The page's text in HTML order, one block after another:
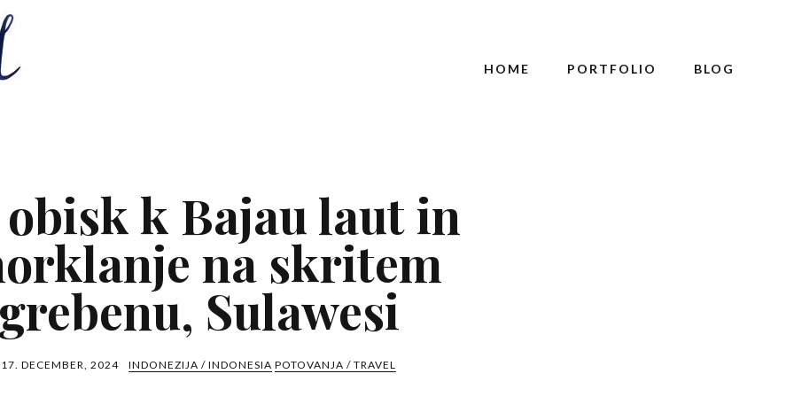
HOME PORTFOLIO BLOG
obisk k Bajau laut in
na skritem
Sulawesi
17. DECEMBER, 2024 INDONEZIJA / INDONESIA POTOVANJA / TRAVEL